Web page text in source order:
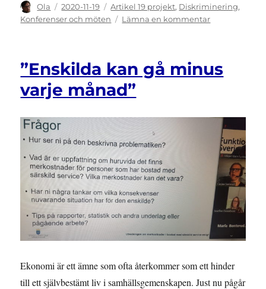
Författare
Ola
Publicerat
den
2020-11-19 Kategorier
Artikel 19 projekt, Diskriminering,
Konferenser och möten
Lämna en kommentartill
fallet
Sverige
”Enskilda kan gå minus
varje månad”
Ekonomi är ett ämne som ofta återkommer som ett hinder
till ett självbestämt liv i samhällsgemenskapen. Just nu pågår